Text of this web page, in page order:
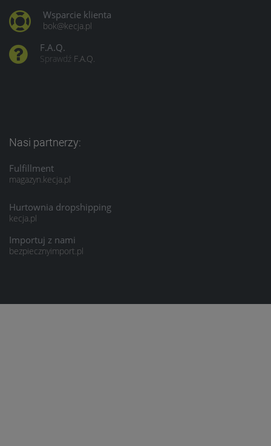
Wsparcie klienta
bok@kecja.pl
F.A.Q.
Sprawdź F.A.Q.
Nasi partnerzy:
Fulfillment
magazyn.kecja.pl
Hurtownia dropshipping
kecja.pl
Importuj z nami
bezpiecznyimport.pl